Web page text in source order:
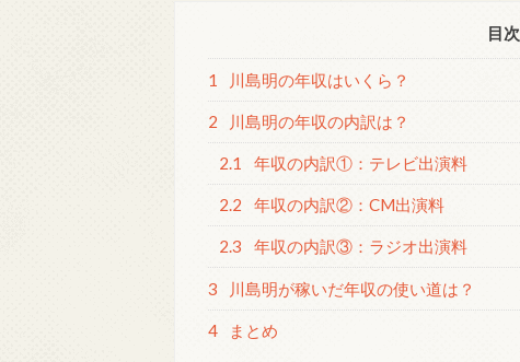
目次
1 川島明の年収はいくら？
2 川島明の年収の内訳は？
2.1 年収の内訳①：テレビ出演料
2.2 年収の内訳②：CM出演料
2.3 年収の内訳③：ラジオ出演料
3 川島明が稼いだ年収の使い道は？
4 まとめ